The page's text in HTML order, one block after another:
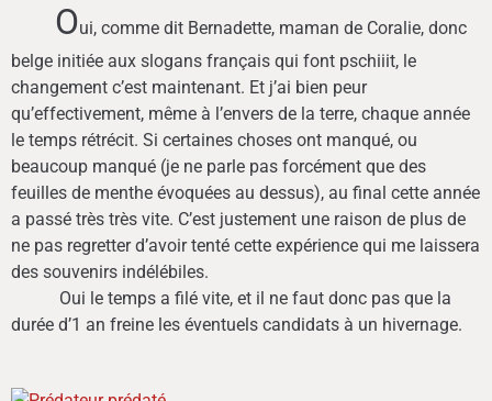
Oui, comme dit Bernadette, maman de Coralie, donc
belge initiée aux slogans français qui font pschiiit, le
changement c’est maintenant. Et j’ai bien peur
qu’effectivement, même à l’envers de la terre, chaque année
le temps rétrécit. Si certaines choses ont manqué, ou
beaucoup manqué (je ne parle pas forcément que des
feuilles de menthe évoquées au dessus), au final cette année
a passé très très vite. C’est justement une raison de plus de
ne pas regretter d’avoir tenté cette expérience qui me laissera
des souvenirs indélébiles.
Oui le temps a filé vite, et il ne faut donc pas que la
durée d’1 an freine les éventuels candidats à un hivernage.